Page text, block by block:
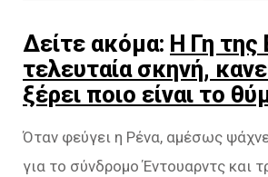
Δείτε ακόμα: Η Γη της
τελευταία σκηνή,
ξέρει ποιο είναι το
Όταν φεύγει η Ρένα, αμέσως
για το σύνδρομο Έντουαρντς και